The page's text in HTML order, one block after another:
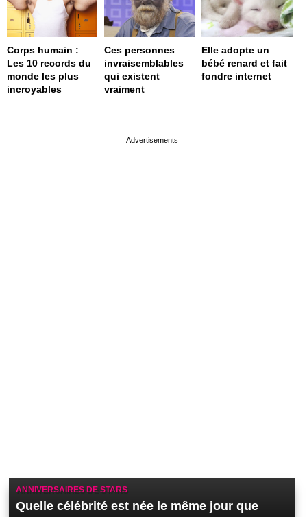
Corps humain :
Les 10 records du
monde les plus
incroyables
Ces personnes
invraisemblables
qui existent
vraiment
Elle adopte un
bébé renard et fait
fondre internet
ANNIVERSAIRES DE STARS
Quelle célébrité est née le même jour que